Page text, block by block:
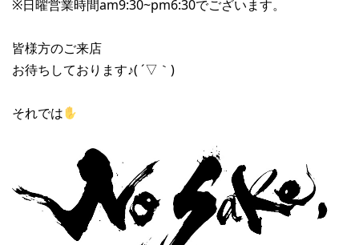
※日曜営業時間am9:30~pm6:30でございます。
皆様方のご来店
お待ちしております♪( ´▽｀)
それでは